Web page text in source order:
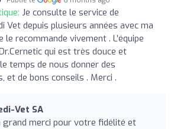
Je consulte le service de
Vet depuis plusieurs années avec ma
le recommande vivement . L’équipe
qui est très douce et
temps de nous donner des
et de bons conseils . Merci .
Vet SA
grand merci pour votre fidélité et